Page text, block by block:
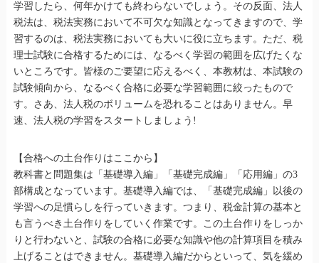
学習したら、何年かけても終わらないでしょう。その反面、法人
税法は、税法実務において不可欠な知識となってきますので、学
習するのは、税法実務においても大いに役に立ちます。ただ、税
理士試験に合格するためには、なるべく学習の範囲を広げたくな
いところです。皆様のご要望に応えるべく、本教材は、本試験の
試験傾向から、なるべく合格に必要な学習範囲に絞ったもので
す。さあ、法人税のボリュームを恐れることはありません。早
速、法人税の学習をスタートしましょう!
【合格への土台作りはここから】
教科書と問題集は「基礎導入編」「基礎完成編」「応用編」の3
部構成となっています。基礎導入編では、「基礎完成編」以後の
学習への足慣らしを行っていきます。つまり、税金計算の基本と
も言うべき土台作りをしていく作業です。この土台作りをしっか
りと行わないと、試験の合格に必要な知識や他の計算項目を積み
上げることはできません。基礎導入編だからといって、気を緩め